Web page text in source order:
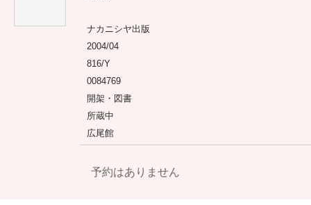
ナカニシヤ出版
2004/04
816/Y
0084769
開架・図書
所蔵中
広尾館
予約はありません